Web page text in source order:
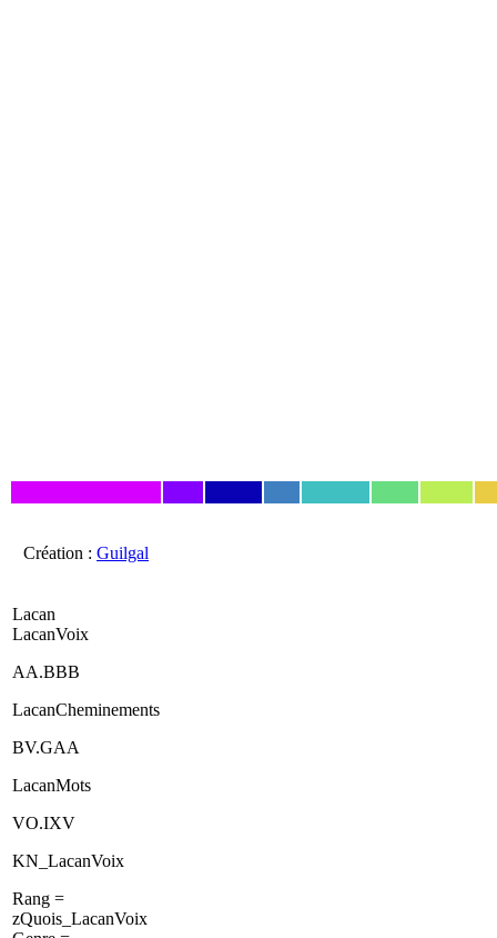
Création : Guilgal
Lacan
LacanVoix
AA.BBB
LacanCheminements
BV.GAA
LacanMots
VO.IXV
KN_LacanVoix
Rang =
zQuois_LacanVoix